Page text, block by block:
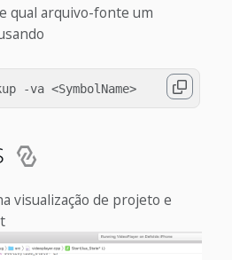
qual arquivo-fonte um
visualização de projeto e